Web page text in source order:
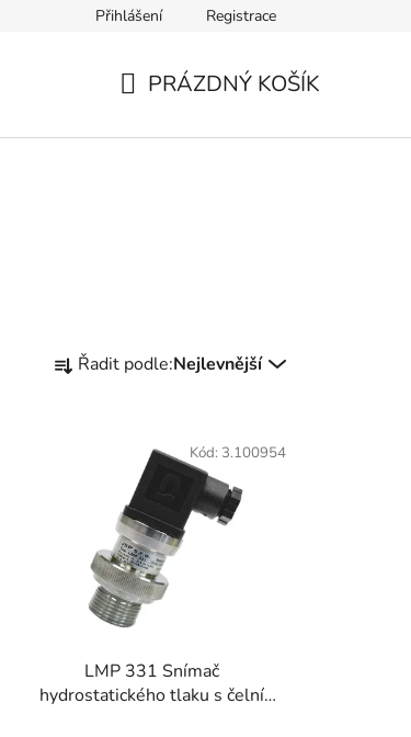
Přihlášení Registrace
PRÁZDNÝ KOŠÍK
a
t
Řadit podle:Nejlevnější
LMP 331 Snímač
hydrostatického tlaku s čelní
Kód: 3.100954